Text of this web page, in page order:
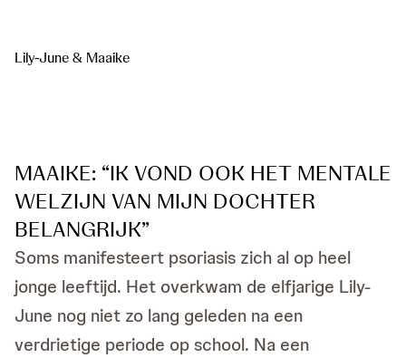
Lily-June & Maaike
MAAIKE: “IK VOND OOK HET MENTALE
WELZIJN VAN MIJN DOCHTER
BELANGRIJK”
Soms manifesteert psoriasis zich al op heel
jonge leeftijd. Het overkwam de elfjarige Lily-
June nog niet zo lang geleden na een
verdrietige periode op school. Na een